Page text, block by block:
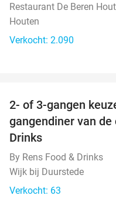
Restaurant De Beren
Houten
Verkocht: 2.090
2- of 3-gangen
gangendiner van de
Drinks
By Rens Food & Drinks
Wijk bij Duurstede
Verkocht: 63